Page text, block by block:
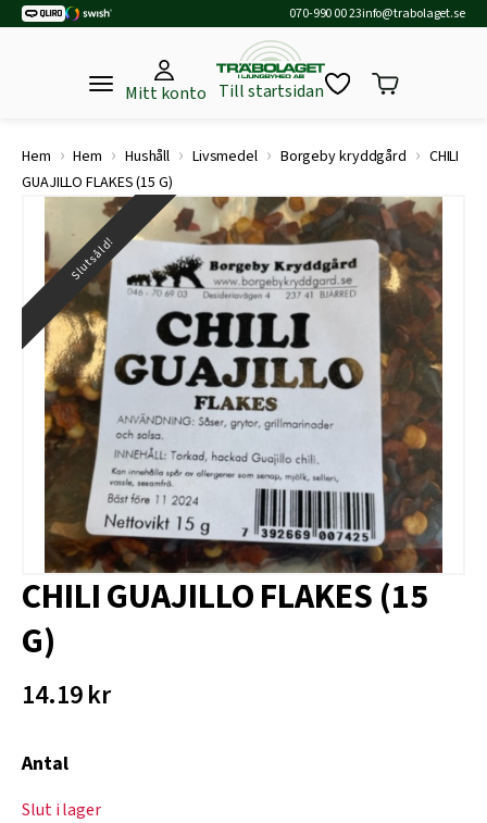
070-990 00 23info@trabolaget.se
Mitt konto Till startsidan
Hem › Hem › Hushåll › Livsmedel › Borgeby kryddgård › CHILI
GUAJILLO FLAKES (15 G)
Slutsåld!
CHILI GUAJILLO FLAKES (15
G)
14.19kr
Antal
Slut i lager